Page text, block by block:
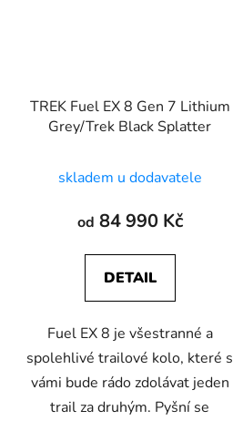
TREK Fuel EX 8 Gen 7 Lithium
Grey/Trek Black Splatter
skladem u dodavatele
od 84 990 Kč
DETAIL
Fuel EX 8 je všestranné a
spolehlivé trailové kolo, které s
vámi bude rádo zdolávat jeden
trail za druhým. Pyšní se